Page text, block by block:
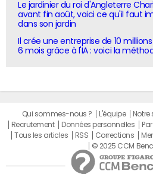
Le jardinier du roi d'Angleterre
avant fin août, voici ce qu'il faut
dans son jardin
Il crée une entreprise de 10
6 mois grâce à l'IA : voici la
Qui sommes-nous ? L'équipe Notre
Recrutement
Données personnelles
Tous les articles
RSS Corrections
© 2025 CCM